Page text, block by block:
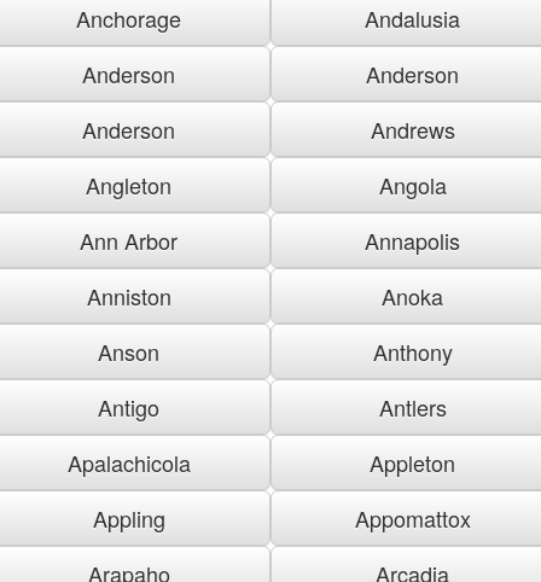
Anchorage
Andalusia
Anderson
Anderson
Anderson
Andrews
Angleton
Angola
Ann Arbor
Annapolis
Anniston
Anoka
Anson
Anthony
Antigo
Antlers
Apalachicola
Appleton
Appling
Appomattox
Arapaho
Arcadia